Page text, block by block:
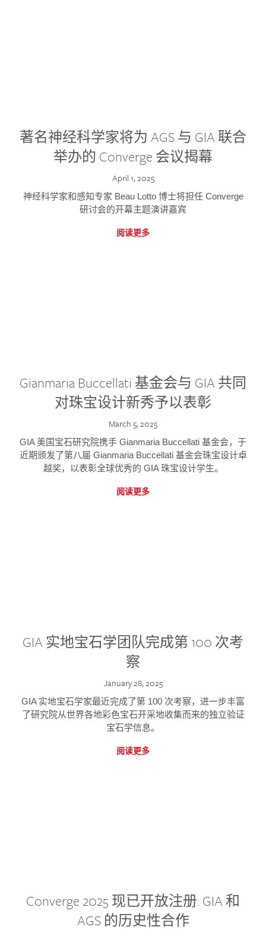
著名神经科学家将为 AGS 与 GIA 联合
举办的 Converge 会议揭幕
April 1, 2025
神经科学家和感知专家 Beau Lotto 博士将担任 Converge
研讨会的开幕主题演讲嘉宾
阅读更多
Gianmaria Buccellati 基金会与 GIA 共同
对珠宝设计新秀予以表彰
March 5, 2025
GIA 美国宝石研究院携手 Gianmaria Buccellati 基金会，于
近期颁发了第八届 Gianmaria Buccellati 基金会珠宝设计卓
越奖，以表彰全球优秀的 GIA 珠宝设计学生。
阅读更多
GIA 实地宝石学团队完成第 100 次考
察
January 28, 2025
GIA 实地宝石学家最近完成了第 100 次考察，进一步丰富
了研究院从世界各地彩色宝石开采地收集而来的独立验证
宝石学信息。
阅读更多
Converge 2025 现已开放注册: GIA 和
AGS 的历史性合作